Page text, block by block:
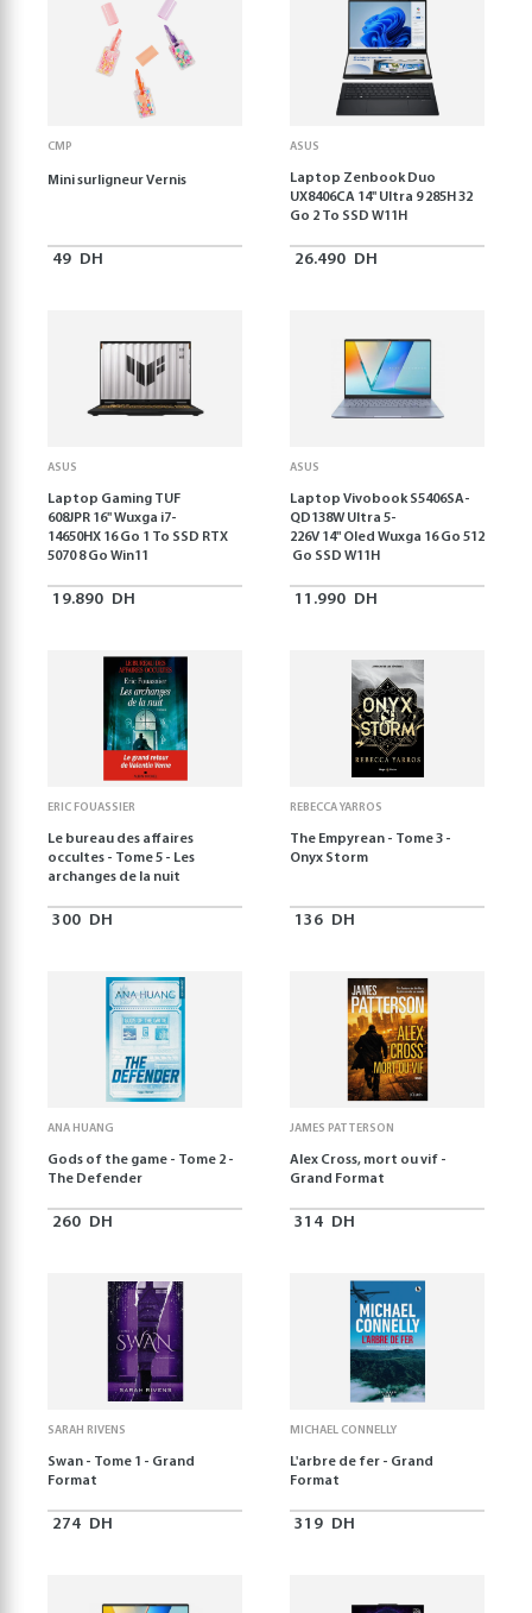
CMP
Mini surligneur Vernis
49 DH
ASUS
Laptop Zenbook Duo
UX8406CA 14'' Ultra 9 285H 32
Go 2 To SSD W11H
26.490 DH
ASUS
Laptop Gaming TUF
608JPR 16'' Wuxga i7-
14650HX 16 Go 1 To SSD RTX
5070 8 Go Win11
19.890 DH
ASUS
Laptop Vivobook S5406SA-
QD138W Ultra 5-
226V 14" Oled Wuxga 16 Go 512
Go SSD W11H
11.990 DH
ERIC FOUASSIER
Le bureau des affaires
occultes - Tome 5 - Les
archanges de la nuit
300 DH
REBECCA YARROS
The Empyrean - Tome 3 -
Onyx Storm
136 DH
ANA HUANG
Gods of the game - Tome 2 -
The Defender
260 DH
JAMES PATTERSON
Alex Cross, mort ou vif -
Grand Format
314 DH
SARAH RIVENS
Swan - Tome 1 - Grand
Format
274 DH
MICHAEL CONNELLY
L'arbre de fer - Grand
Format
319 DH